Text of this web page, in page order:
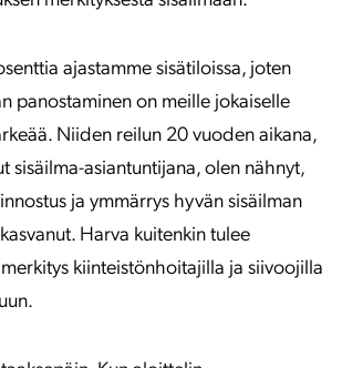
ajastamme sisätiloissa, joten
panostaminen on meille jokaiselle
Niiden reilun 20 vuoden aikana,
sisäilma-asiantuntijana, olen nähnyt,
ja ymmärrys hyvän sisäilman
Harva kuitenkin tulee
kiinteistönhoitajilla ja siivoojilla